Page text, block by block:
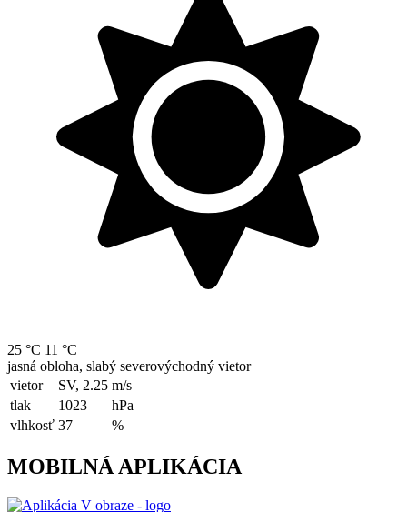
25 °C 11 °C
jasná obloha, slabý severovýchodný vietor
vietor
SV, 2.25 m/s
tlak
1023
hPa
vlhkosť 37 %
MOBILNÁ APLIKÁCIA